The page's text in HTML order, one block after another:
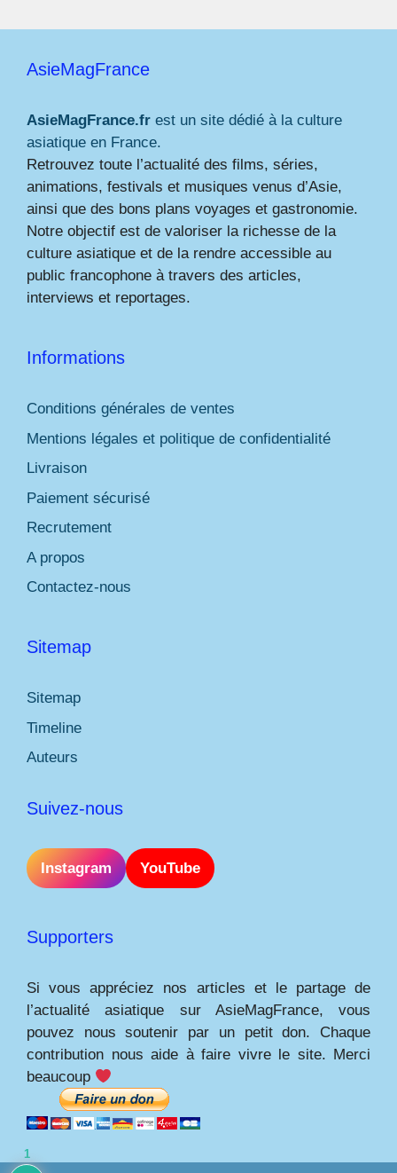
AsieMagFrance
AsieMagFrance.fr est un site dédié à la culture
asiatique en France.
Retrouvez toute l’actualité des films, séries,
animations, festivals et musiques venus d’Asie,
ainsi que des bons plans voyages et gastronomie.
Notre objectif est de valoriser la richesse de la
culture asiatique et de la rendre accessible au
public francophone à travers des articles,
interviews et reportages.
Informations
Conditions générales de ventes
Mentions légales et politique de confidentialité
Livraison
Paiement sécurisé
Recrutement
A propos
Contactez-nous
Sitemap
Sitemap
Timeline
Auteurs
Suivez-nous
Instagram YouTube
Supporters
Si vous appréciez nos articles et le partage de
l’actualité asiatique sur AsieMagFrance, vous
pouvez nous soutenir par un petit don. Chaque
contribution nous aide à faire vivre le site. Merci
beaucoup
1